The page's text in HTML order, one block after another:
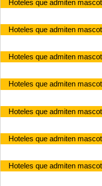
Hoteles que admiten
Hoteles que admiten
Hoteles que admiten
Hoteles que admiten
Hoteles que admiten
Hoteles que admiten
Hoteles que admiten